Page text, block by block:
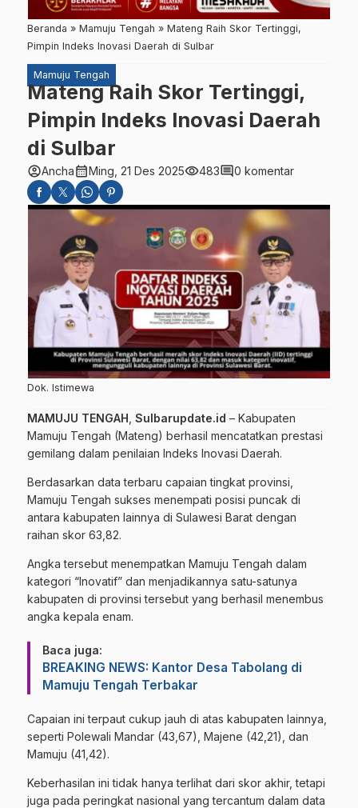
Beranda » Mamuju Tengah » Mateng Raih Skor Tertinggi,
Pimpin Indeks Inovasi Daerah di Sulbar
Mamuju Tengah
Mateng Raih Skor Tertinggi,
Pimpin Indeks Inovasi Daerah
di Sulbar
account_circleAnchacalendar_monthMing, 21 Des 2025visibility483comment0 komentar
Dok. Istimewa
MAMUJU TENGAH Sulbarupdate.id – Kabupaten
Mamuju Tengah (Mateng) berhasil mencatatkan prestasi
gemilang dalam penilaian Indeks Inovasi Daerah.
Berdasarkan data terbaru capaian tingkat provinsi,
Mamuju Tengah sukses menempati posisi puncak di
antara kabupaten lainnya di Sulawesi Barat dengan
raihan skor 63,82.
Angka tersebut menempatkan Mamuju Tengah dalam
kategori “Inovatif” dan menjadikannya satu-satunya
kabupaten di provinsi tersebut yang berhasil menembus
angka kepala enam.
Baca juga:
BREAKING NEWS: Kantor Desa Tabolang di
Mamuju Tengah Terbakar
Capaian ini terpaut cukup jauh di atas kabupaten lainnya,
seperti Polewali Mandar (43,67), Majene (42,21), dan
Mamuju (41,42).
Keberhasilan ini tidak hanya terlihat dari skor akhir, tetapi
juga pada peringkat nasional yang tercantum dalam data